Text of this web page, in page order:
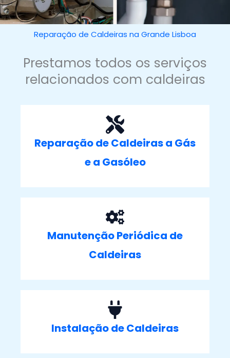
Reparação de Caldeiras na Grande Lisboa
Prestamos todos os serviços
relacionados com caldeiras
Reparação de Caldeiras a Gás
e a Gasóleo
Manutenção Periódica de
Caldeiras
Instalação de Caldeiras